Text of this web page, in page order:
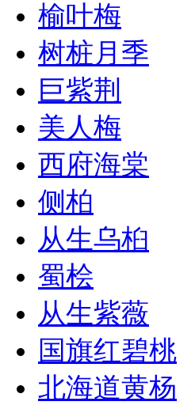
榆叶梅
树桩月季
巨紫荆
美人梅
西府海棠
侧柏
从生乌桕
蜀桧
从生紫薇
国旗红碧桃
北海道黄杨